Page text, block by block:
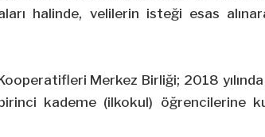
kadar
halinde, velilerin isteği esas
Merkez Birliği; 2018
birinci kademe (ilkokul) öğrencilerine